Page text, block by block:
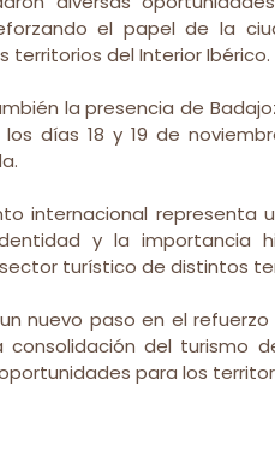
el papel de la
territorios del Interior Ibérico.
la presencia de
días 18 y 19 de
internacional representa
y la importancia
turístico de distintos
nuevo paso en el
del turismo
para los